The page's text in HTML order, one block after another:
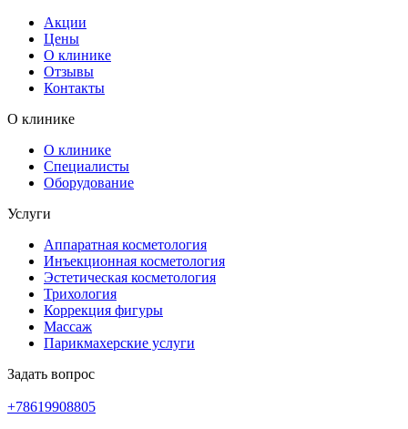
Акции
Цены
О клинике
Отзывы
Контакты
О клинике
О клинике
Специалисты
Оборудование
Услуги
Аппаратная косметология
Инъекционная косметология
Эстетическая косметология
Трихология
Коррекция фигуры
Массаж
Парикмахерские услуги
Задать вопрос
+78619908805